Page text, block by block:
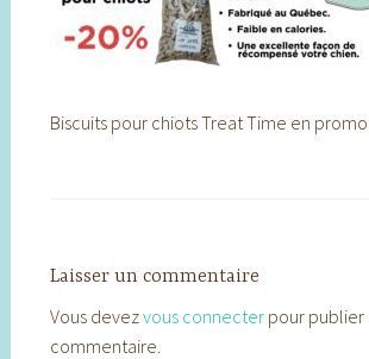
Biscuits pour chiots Treat Time en
Laisser un commentaire
Vous devezvous connecterpour publier
commentaire.